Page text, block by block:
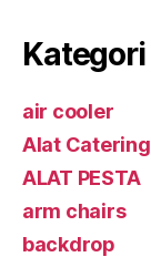
Kategori
air cooler
Alat Catering
ALAT PESTA
arm chairs
backdrop